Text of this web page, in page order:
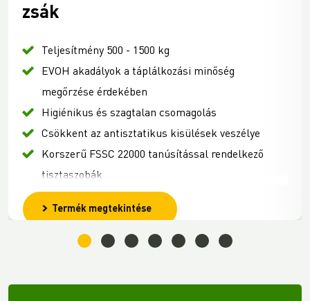
zsák
Teljesítmény 500 - 1500 kg
EVOH akadályok a táplálkozási minőség
megőrzése érdekében
Higiénikus és szagtalan csomagolás
Csökkent az antisztatikus kisülések veszélye
Korszerű FSSC 22000 tanúsítással rendelkező
tisztaszobák
Termék megtekintése